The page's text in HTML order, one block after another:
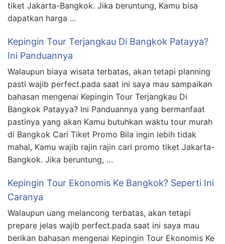
tiket Jakarta-Bangkok. Jika beruntung, Kamu bisa
dapatkan harga …
Kepingin Tour Terjangkau Di Bangkok Patayya?
Ini Panduannya
Walaupun biaya wisata terbatas, akan tetapi planning
pasti wajib perfect.pada saat ini saya mau sampaikan
bahasan mengenai Kepingin Tour Terjangkau Di
Bangkok Patayya? Ini Panduannya yang bermanfaat
pastinya yang akan Kamu butuhkan waktu tour murah
di Bangkok Cari Tiket Promo Bila ingin lebih tidak
mahal, Kamu wajib rajin rajin cari promo tiket Jakarta-
Bangkok. Jika beruntung, …
Kepingin Tour Ekonomis Ke Bangkok? Seperti Ini
Caranya
Walaupun uang melancong terbatas, akan tetapi
prepare jelas wajib perfect.pada saat ini saya mau
berikan bahasan mengenai Kepingin Tour Ekonomis Ke